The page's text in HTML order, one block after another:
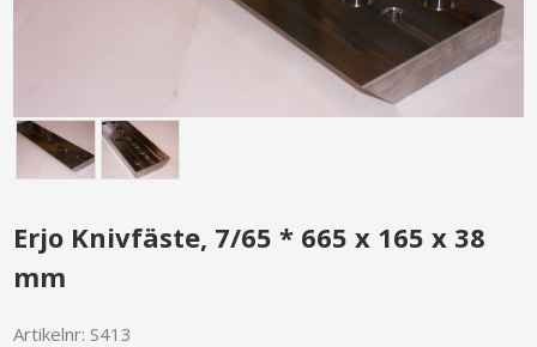
Erjo Knivfäste, 7/65 * 665 x 165 x 38
mm
Artikelnr: S413